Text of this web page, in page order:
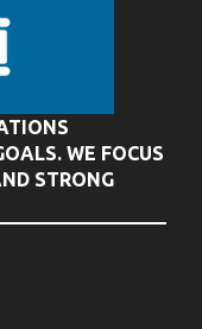
WE FOCUS
STRONG